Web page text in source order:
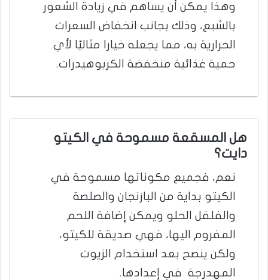
وهذا يمكن أن يساهم في زيادة الشعور
بالشبع، وذلك بجانب انخفاض السعرات
الحرارية به، مما يجعله خيارا مثاليًا لأي
حمية غذائية منخفضة الكربوهيدرات.
هل المسقعة مسموحة في الكيتو
دايت؟
نعم، فجميع مكوناتها مسموحة في
الكيتو بداية من البازنجان والصلصة
والفلفل الحلو ويمكن إضافة اللحم
المفروم اليها، فهي صديقة للكيتو،
ولكن ينصح بعد استخدام الزيوت
المهدرجة في إعدادها.